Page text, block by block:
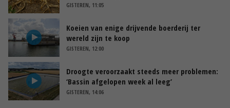
GISTEREN, 11:05
Koeien van enige drijvende boerderij ter
wereld zijn te koop
GISTEREN, 12:00
Droogte veroorzaakt steeds meer problemen:
‘Bassin afgelopen week al leeg’
GISTEREN, 14:06